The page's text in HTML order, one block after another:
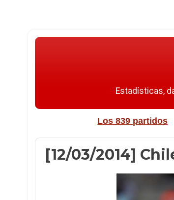
Estadísticas,
Los 839 partidos
[12/03/2014]